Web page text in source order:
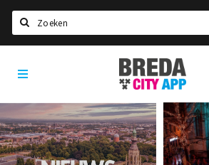
Home
Agenda
Deals
Party pics
Breda
City
App